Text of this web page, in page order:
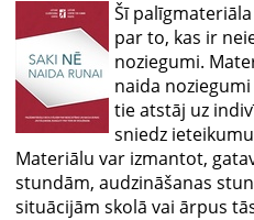
Šī
par to, kas ir
noziegumi.
naida
tie atstāj uz
sniedz
Materiālu var izmantot,
stundām, audzināšanas
situācijām skolā vai ārpus